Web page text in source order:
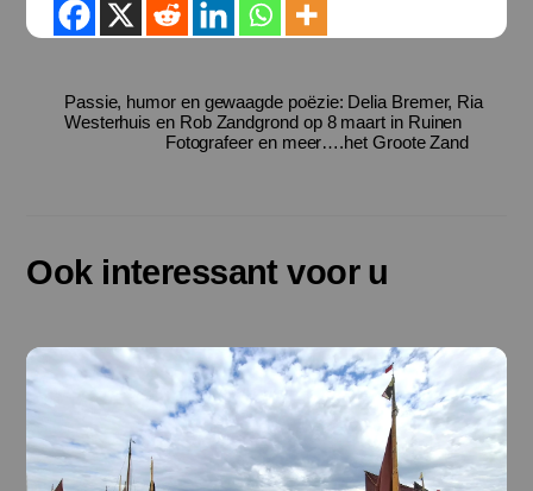
Passie, humor en gewaagde poëzie: Delia Bremer, Ria
Westerhuis en Rob Zandgrond op 8 maart in Ruinen
Fotografeer en meer….het Groote Zand
Ook interessant voor u